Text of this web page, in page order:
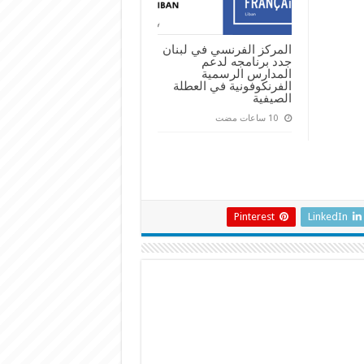
المركز الفرنسي في لبنان
جدد برنامجه لدعم
المدارس الرسمية
الفرنكوفونية في العطلة
الصيفية
‏10 ساعات مضت
LinkedIn
Pinterest